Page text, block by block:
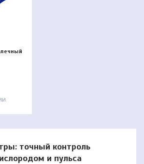
точный контроль
и пульса